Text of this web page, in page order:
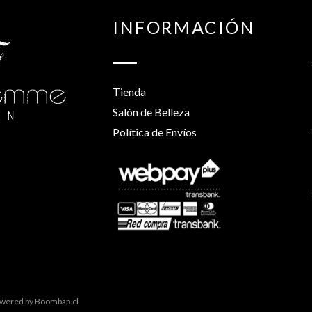
INFORMACIÓN
Tienda
Salón de Belleza
Política de Envíos
by Boombap.cl